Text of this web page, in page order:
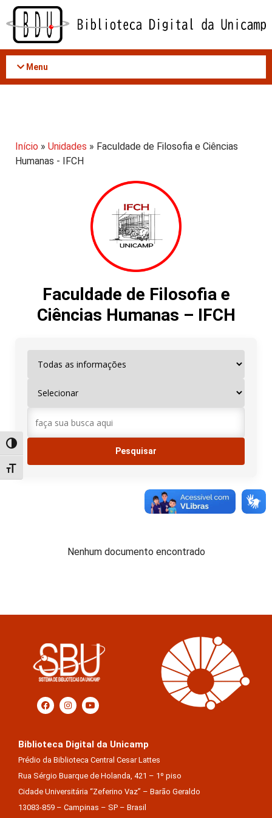
Acessar
conteúdo
Alternar alto contraste
Alternar tamanho da fonte
Menu
Início » Unidades » Faculdade de Filosofia e Ciências
Humanas - IFCH
Faculdade de Filosofia e
Ciências Humanas – IFCH
Nenhum documento encontrado
Biblioteca Digital da Unicamp
Prédio da Biblioteca Central Cesar Lattes
Rua Sérgio Buarque de Holanda, 421 – 1º piso
Cidade Universitária “Zeferino Vaz” – Barão Geraldo
13083-859 – Campinas – SP – Brasil